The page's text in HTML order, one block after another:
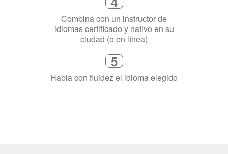
Combina con un instructor de
idiomas certificado y nativo en su
ciudad (o en línea)
Habla con fluidez el idioma elegido